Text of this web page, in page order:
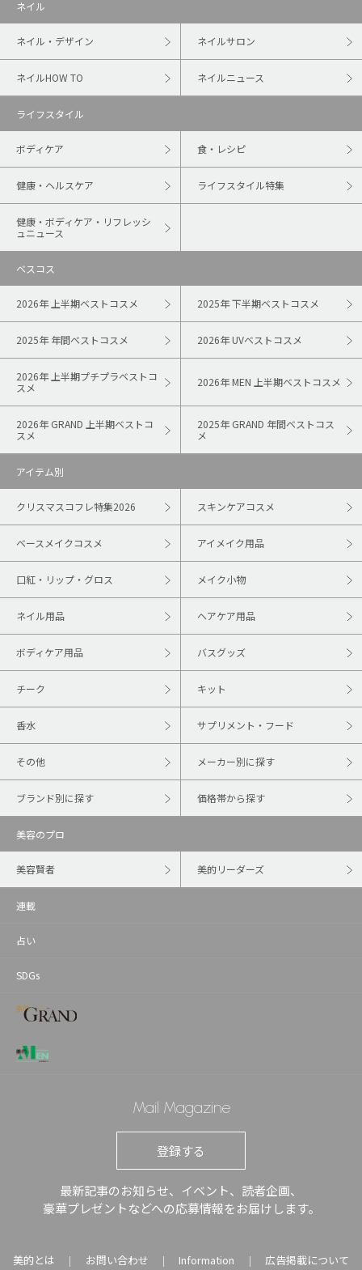
ネイル
ネイル・デザイン ネイルサロン
ネイルHOW TO ネイルニュース
ライフスタイル
ボディケア 食・レシピ
健康・ヘルスケア ライフスタイル特集
健康・ボディケア・リフレッシ
ュニュース
ベスコス
2026年 上半期ベストコスメ 2025年 下半期ベストコスメ
2025年 年間ベストコスメ 2026年 UVベストコスメ
2026年 上半期プチプラベストコ
スメ
2026年 MEN 上半期ベストコスメ
2026年 GRAND 上半期ベストコ
スメ
2025年 GRAND 年間ベストコス
メ
アイテム別
クリスマスコフレ特集2026 スキンケアコスメ
ベースメイクコスメ アイメイク用品
口紅・リップ・グロス メイク小物
ネイル用品 ヘアケア用品
ボディケア用品 バスグッズ
チーク キット
香水 サプリメント・フード
その他 メーカー別に探す
ブランド別に探す 価格帯から探す
美容のプロ
美容賢者 美的リーダーズ
連載
占い
SDGs
Mail Magazine
登録する
最新記事のお知らせ、イベント、読者企画、
豪華プレゼントなどへの応募情報をお届けします。
美的とは ｜ お問い合わせ ｜ Information ｜ 広告掲載について